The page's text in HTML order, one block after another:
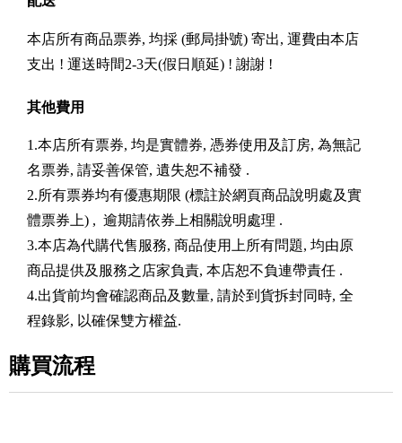
本店所有商品票券, 均採 (郵局掛號) 寄出, 運費由本店
支出 ! 運送時間2-3天(假日順延) ! 謝謝 !
其他費用
1.本店所有票券, 均是實體券, 憑券使用及訂房, 為無記
名票券, 請妥善保管, 遺失恕不補發 .
2.所有票券均有優惠期限 (標註於網頁商品說明處及實
體票券上) , 逾期請依券上相關說明處理 .
3.本店為代購代售服務, 商品使用上所有問題, 均由原
商品提供及服務之店家負責, 本店恕不負連帶責任 .
4.出貨前均會確認商品及數量, 請於到貨拆封同時, 全
程錄影, 以確保雙方權益.
購買流程